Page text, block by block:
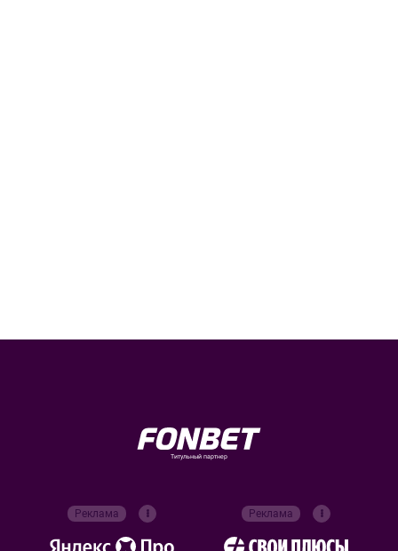
Титульный партнер
Реклама Реклама